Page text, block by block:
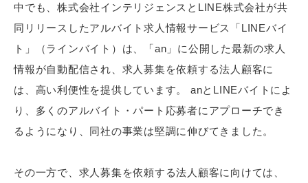
中でも、株式会社インテリジェンスとLINE株式会社が共
同リリースしたアルバイト求人情報サービス「LINEバイ
ト」（ラインバイト）は、「an」に公開した最新の求人
情報が自動配信され、求人募集を依頼する法人顧客に
は、高い利便性を提供しています。 anとLINEバイトによ
り、多くのアルバイト・パート応募者にアプローチでき
るようになり、同社の事業は堅調に伸びてきました。
その一方で、求人募集を依頼する法人顧客に向けては、